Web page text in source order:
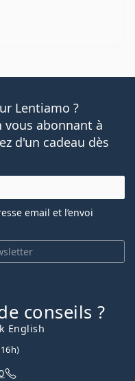
Lentiamo ?
vous abonnant à
d'un cadeau dès
email et l’envoi
conseils ?
English